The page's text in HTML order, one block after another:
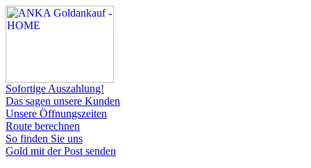
Sofortige Auszahlung!
Das sagen unsere Kunden
Unsere Öffnungszeiten
Route berechnen
So finden Sie uns
Gold mit der Post senden